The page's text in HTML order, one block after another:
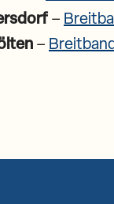
–
–